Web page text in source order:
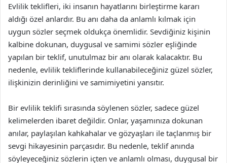
Evlilik teklifleri, iki insanın hayatlarını birleştirme kararı
aldığı özel anlardır. Bu anı daha da anlamlı kılmak için
uygun sözler seçmek oldukça önemlidir. Sevdiğiniz kişinin
kalbine dokunan, duygusal ve samimi sözler eşliğinde
yapılan bir teklif, unutulmaz bir anı olarak kalacaktır. Bu
nedenle, evlilik tekliflerinde kullanabileceğiniz güzel sözler,
ilişkinizin derinliğini ve samimiyetini yansıtır.
Bir evlilik teklifi sırasında söylenen sözler, sadece güzel
kelimelerden ibaret değildir. Onlar, yaşamınıza dokunan
anılar, paylaşılan kahkahalar ve gözyaşları ile taçlanmış bir
sevgi hikayesinin parçasıdır. Bu nedenle, teklif anında
söyleyeceğiniz sözlerin içten ve anlamlı olması, duygusal bir